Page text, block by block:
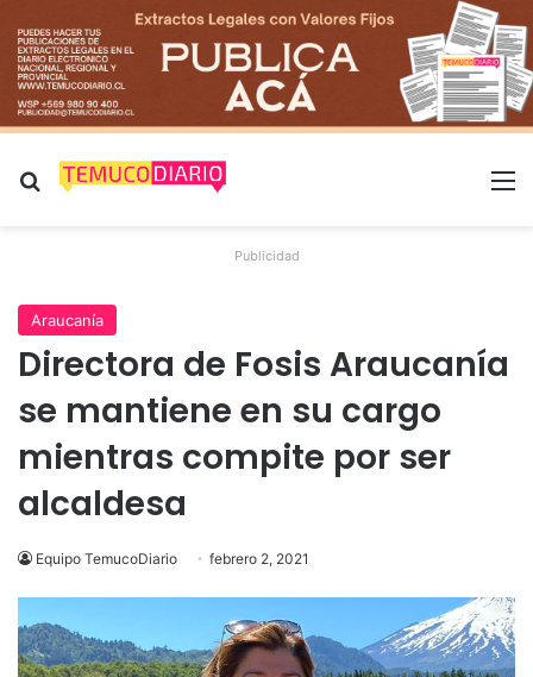
Buscar por
Publicidad
Araucanía
Directora de Fosis Araucanía
se mantiene en su cargo
mientras compite por ser
alcaldesa
Equipo TemucoDiario febrero 2, 2021